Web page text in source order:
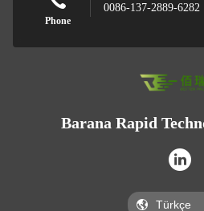
Phone
0086-137-2889-6282
Barana Rapid